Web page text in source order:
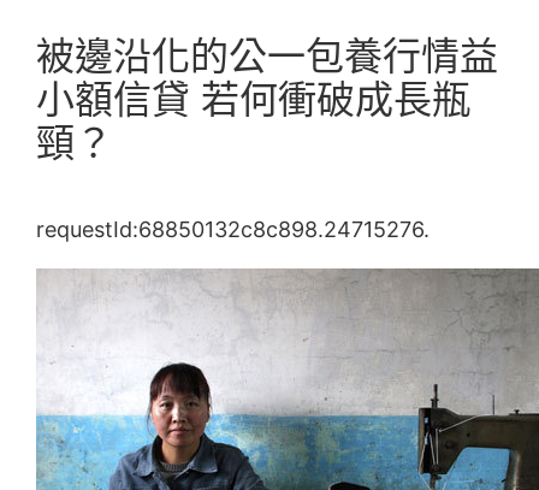
被邊沿化的公一包養行情益
小額信貸 若何衝破成長瓶
頸？
requestId:68850132c8c898.24715276.